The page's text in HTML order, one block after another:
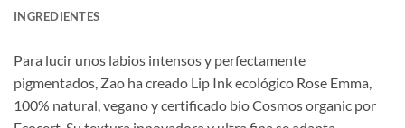
INGREDIENTES
Para lucir unos labios intensos y perfectamente
pigmentados, Zao ha creado Lip Ink ecológico Rose Emma,
100% natural, vegano y certificado bio Cosmos organic por